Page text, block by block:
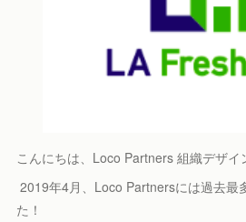
こんにちは、Loco Partners 組織デザイ
2019年4月、Loco Partnersには過去最
た！